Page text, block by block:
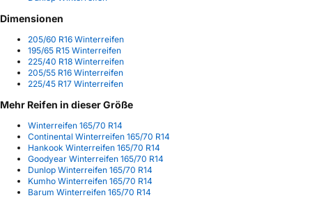
Dimensionen
205/60 R16 Winterreifen
195/65 R15 Winterreifen
225/40 R18 Winterreifen
205/55 R16 Winterreifen
225/45 R17 Winterreifen
Mehr Reifen in dieser Größe
Winterreifen 165/70 R14
Continental Winterreifen 165/70 R14
Hankook Winterreifen 165/70 R14
Goodyear Winterreifen 165/70 R14
Dunlop Winterreifen 165/70 R14
Kumho Winterreifen 165/70 R14
Barum Winterreifen 165/70 R14